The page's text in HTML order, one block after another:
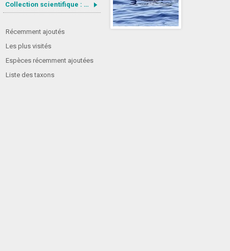
Collection scientifique : Gastrotricha
Récemment ajoutés
Les plus visités
Espèces récemment ajoutées
Liste des taxons